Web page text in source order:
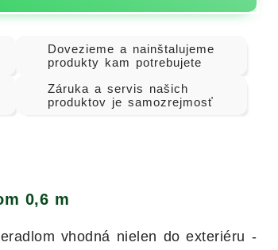
Dovezieme a nainštalujeme
produkty kam potrebujete
Záruka a servis našich
produktov je samozrejmosť
0,6 m
vhodná nielen do exteriéru -